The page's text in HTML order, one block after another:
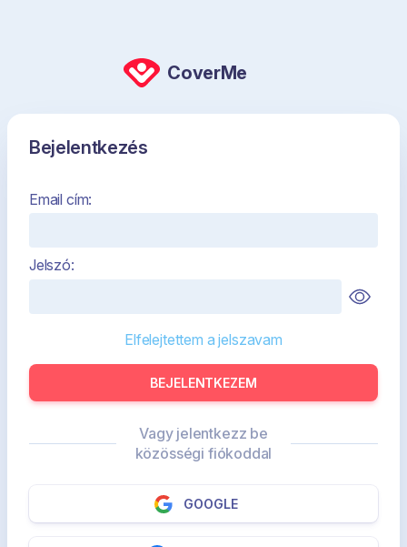
CoverMe
Bejelentkezés
Email cím:
Jelszó:
Elfelejtettem a jelszavam
BEJELENTKEZEM
Vagy jelentkezz be
közösségi fiókoddal
GOOGLE